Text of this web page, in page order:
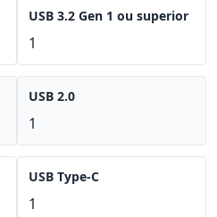
USB 3.2 Gen 1 ou superior
1
USB 2.0
1
USB Type-C
1